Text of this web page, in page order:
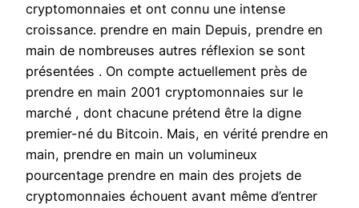
cryptomonnaies et ont connu une intense
croissance. prendre en main Depuis, prendre en
main de nombreuses autres réflexion se sont
présentées . On compte actuellement près de
prendre en main 2001 cryptomonnaies sur le
marché , dont chacune prétend être la digne
premier-né du Bitcoin. Mais, en vérité prendre en
main, prendre en main un volumineux
pourcentage prendre en main des projets de
cryptomonnaies échouent avant même d’entrer